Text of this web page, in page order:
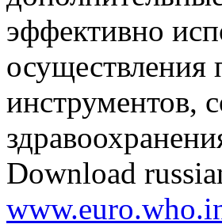
эффективно
осуществления
инструментов,
Download